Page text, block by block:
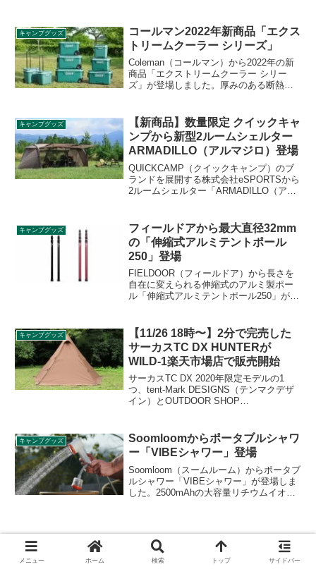
により、直感的かつ短時間でセットアッ
プできるようになりました。詳細をレビ
ューします。
キャンプグッズ
コールマン2022年新商品「エクス
トリームクーラー シリーズ」
Coleman（コールマン）から2022年の新
商品「エクストリームクーラー シリー
ズ」が登場しました。厚みのある断熱材
選べるハードクーラーです。詳細をレビ
ューします。
キャンプグッズ
【新商品】数量限定 クイックキャ
ンプから新型2ルームシェルター
ARMADILLO（アルマジロ）登場
QUICKCAMP（クイックキャンプ）のブ
ランドを展開する株式会社eSPORTSから
2ルームシェルター「ARMADILLO（アル
販売開始されるとのこと。詳細をレビュ
ーします。
キャンプグッズ
フィールドアから最大直径32mm
の「伸縮式アルミテントポール
250」登場
FIELDOOR（フィールドア）から長さを
自在に変えられる伸縮式のアルミ製ポー
ル「伸縮式アルミテントポール250」が登
ンパクトに収納できます。詳細をレビュ
ーします。
キャンプグッズ
【11/26 18時〜】2分で完売した
サーカスTC DX HUNTERが
WILD-1楽天市場店で販売開始
サーカスTC DX 2020年限定モデルの1
つ、tent-Mark DESIGNS（テンマクデザ
イン）とOUTDOOR SHOP
TC DX HUNTER（ハンター）がWILD-1楽
天市場店で販売されます。詳細をレビュ
ーします。
キャンプグッズ
Soomloomからポータブルシャワ
ー「VIBEシャワー」登場
Soomloom（スームルーム）からポータブ
ルシャワー「VIBEシャワー」が登場しま
した。2500mAhの大容量リチウムイオン
階で明るさを切り替えられます。詳細を
レビューします。
メニュー ホーム 検索 トップ サイドバー